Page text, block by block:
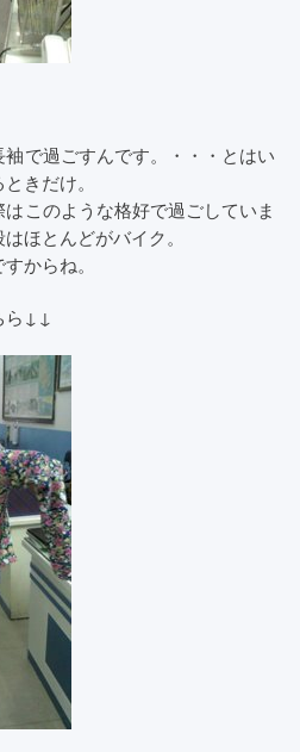
で過ごすんです。・・・とはい
きだけ。
このような格好で過ごしていま
ほとんどがバイク。
からね。
ら↓↓